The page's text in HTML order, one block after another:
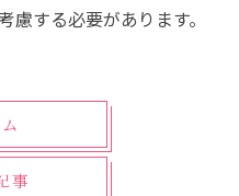
する必要があります。
事